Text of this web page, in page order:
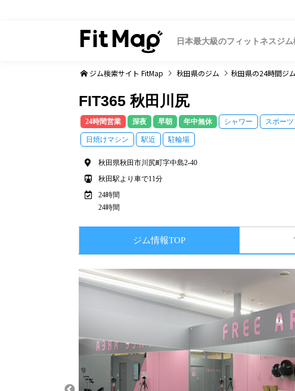
日本最大級のフィットネスジム
ジム検索サイト FitMap 秋田県のジム 秋田県の24時間ジム
FIT365 秋田川尻
24時間営業 深夜 早朝 年中無休 シャワー スポー
日焼けマシン 駅近 駐輪場
秋田県秋田市川尻町字中島2-40
秋田駅より車で11分
24時間
24時間
ジム情報TOP